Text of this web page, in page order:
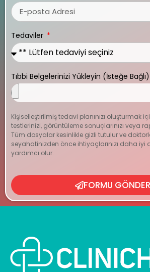
Tedaviler
Tıbbi Belgelerinizi Yükleyin (İsteğe Bağlı)
Kişiselleştirilmiş tedavi planınızı oluşturmak
testlerinizi, görüntüleme sonuçlarınızı veya
Tüm dosyalar kesinlikle gizli tutulur ve
seyahatinizden önce ihtiyaçlarınızı daha iyi
yardımcı olur.
FORMU GÖNDER